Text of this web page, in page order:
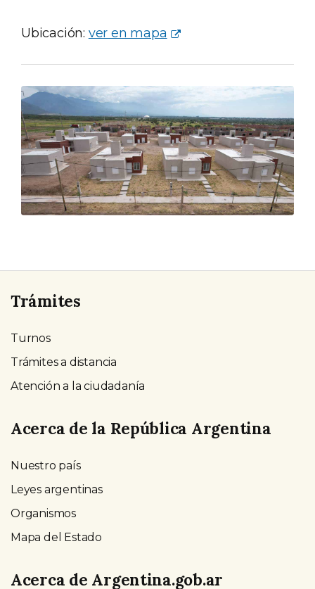
Ubicación: ver en mapa
Trámites
Turnos
Trámites a distancia
Atención a la ciudadanía
Acerca de la República Argentina
Nuestro país
Leyes argentinas
Organismos
Mapa del Estado
Acerca de Argentina.gob.ar